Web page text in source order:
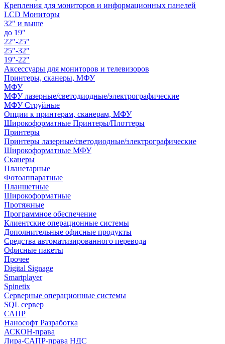
Крепления для мониторов и информационных панелей
LCD Мониторы
32" и выше
до 19"
22"-25"
25"-32"
19"-22"
Аксессуары для мониторов и телевизоров
Принтеры, сканеры, МФУ
МФУ
МФУ лазерные/светодиодные/электрографические
МФУ Струйные
Опции к принтерам, сканерам, МФУ
Широкоформатные Принтеры/Плоттеры
Принтеры
Принтеры лазерные/светодиодные/электрографические
Широкоформатные МФУ
Сканеры
Планетарные
Фотоаппаратные
Планшетные
Широкоформатные
Протяжные
Программное обеспечение
Клиентские операционные системы
Дополнительные офисные продукты
Средства автоматизированного перевода
Офисные пакеты
Прочее
Digital Signage
Smartplayer
Spinetix
Серверные операционные системы
SQL сервер
САПР
Нанософт Разработка
АСКОН-права
Лира-САПР-права НДС